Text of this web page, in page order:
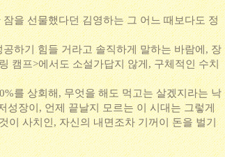
을 선물했다던 김영하는 그 어느 때보다도 정
하기 힘들 거라고 솔직하게 말하는 바람에, 장
캠프>에서도 소설가답지 않게, 구체적인 수치
를 상회해, 무엇을 해도 먹고는 살겠지라는 낙
성장이, 언제 끝날지 모르는 이 시대는 그렇게
이 사치인, 자신의 내면조차 기꺼이 돈을 벌기